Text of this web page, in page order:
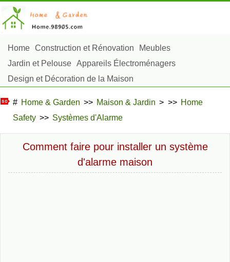
Home Construction et Rénovation
Meubles
Jardin et Pelouse Appareils Électroménagers
Design et Décoration de la Maison
Aménagement et Construction Extérieure
# Home & Garden >> Maison & Jardin > >> Home
Safety >> Systèmes d'Alarme
Comment faire pour installer un système
d'alarme maison